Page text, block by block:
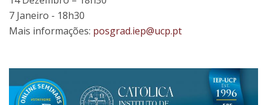
7 Janeiro - 18h30
Mais informações: posgrad.iep@ucp.pt